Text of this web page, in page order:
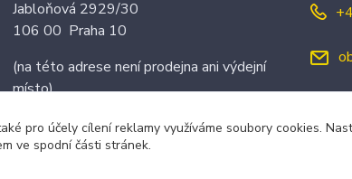
Jabloňová 2929/30
106 00 Praha 10
(na této adrese není prodejna ani výdejní
místo)
pro účely cílení reklamy využíváme soubory cookies.
ve spodní části stránek.